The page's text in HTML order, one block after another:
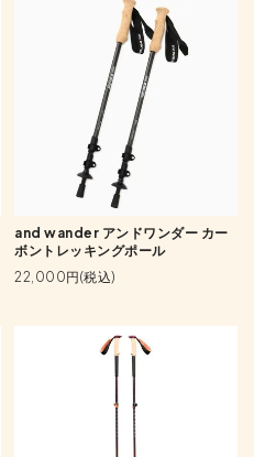
and wander アンドワンダー カー
ボントレッキングポール
22,000円(税込)